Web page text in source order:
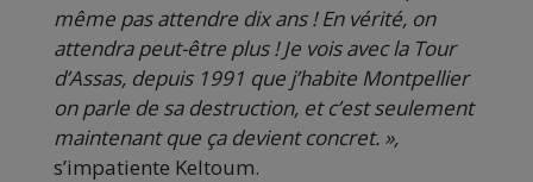
même pas attendre dix ans ! En vérité, on
attendra peut-être plus ! Je vois avec la Tour
d’Assas, depuis 1991 que j’habite Montpellier
on parle de sa destruction, et c’est seulement
maintenant que ça devient concret. »,
s’impatiente Keltoum.